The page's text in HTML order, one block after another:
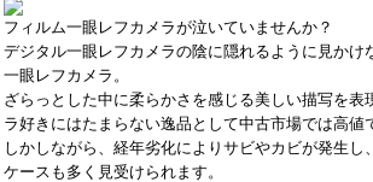
フィルム一眼レフカメラが泣いていませんか？
デジタル一眼レフカメラの陰に隠れるように見かけ
一眼レフカメラ。
ざらっとした中に柔らかさを感じる美しい描写を表
ラ好きにはたまらない逸品として中古市場では高値
しかしながら、経年劣化によりサビやカビが発生し
ケースも多く見受けられます。